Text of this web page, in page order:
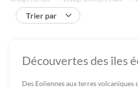
Trier par
Découvertes des îles
Des Eoliennes aux terres volcaniques